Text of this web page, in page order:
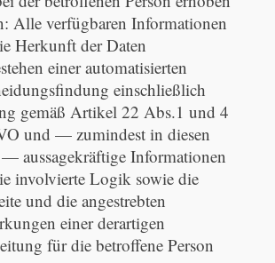
Alle verfügbaren Informationen
Herkunft der Daten
einer automatisierten
einschließlich
gemäß Artikel 22 Abs.1 und 4
und — zumindest in diesen
aussagekräftige Informationen
involvierte Logik sowie die
und die angestrebten
einer derartigen
für die betroffene Person